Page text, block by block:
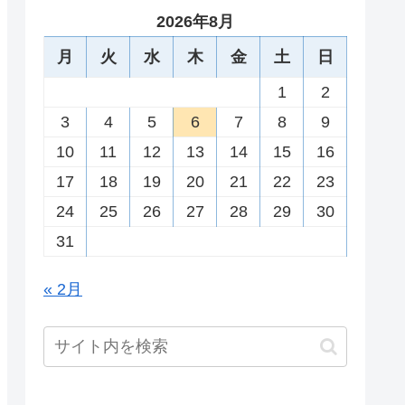
2026年8月
月
火 水 木 金 土
日
1
2
3
4 5 6 7 8
9
10
11 12 13 14 15
16
17
18 19 20 21 22
23
24
25 26 27 28 29
30
31
« 2月